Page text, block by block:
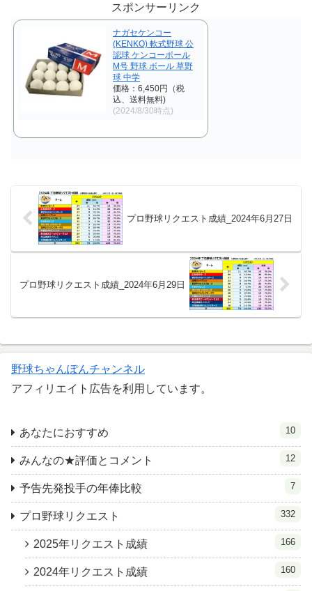
回、成功116回、失敗394回とな
りました。 【リク...
スポンサーリンク
ナガセケンコー
(KENKO) 軟式野球 公
認球 ケンコーボール
M号 野球 ボール 草野
球 中学
価格：6,450円（税
込、送料無料)
(2024/8/30時点)
プロ野球リクエスト成績_2024年6月27日
プロ野球リクエスト成績_2024年6月29日
野球ちゃんぽんチャンネル
アフィリエイト広告を利用しています。
あなたにおすすめ 10
みんなの★評価とコメント 12
予告先発投手の年俸比較 7
プロ野球リクエスト 332
2025年リクエスト成績 166
2024年リクエスト成績 160